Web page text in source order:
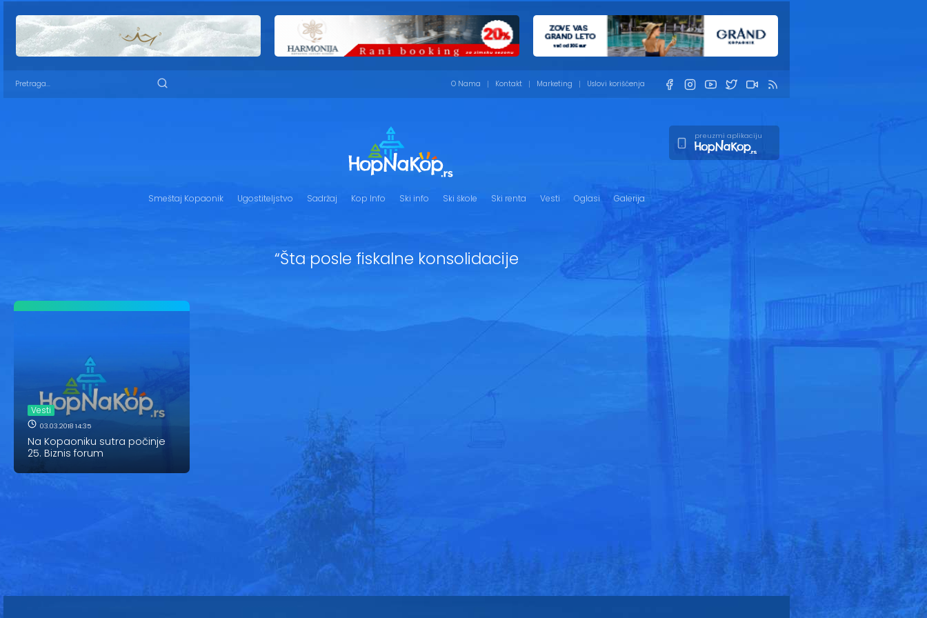
O Nama Kontakt Marketing Uslovi korišćenja
preuzmi aplikaciju
Smeštaj Kopaonik Ugostiteljstvo Sadržaj Kop Info Ski info Ski škole Ski renta Vesti Oglasi Galerija
“Šta posle fiskalne konsolidacije
Vesti
03.03.2018 14:35
Na Kopaoniku sutra počinje
25. Biznis forum